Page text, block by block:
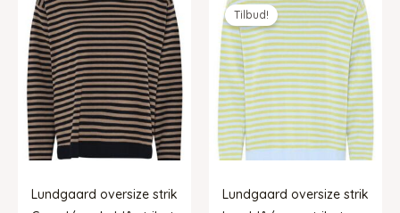
Lundgaard oversize strik
Tilbud!
Lundgaard oversize strik